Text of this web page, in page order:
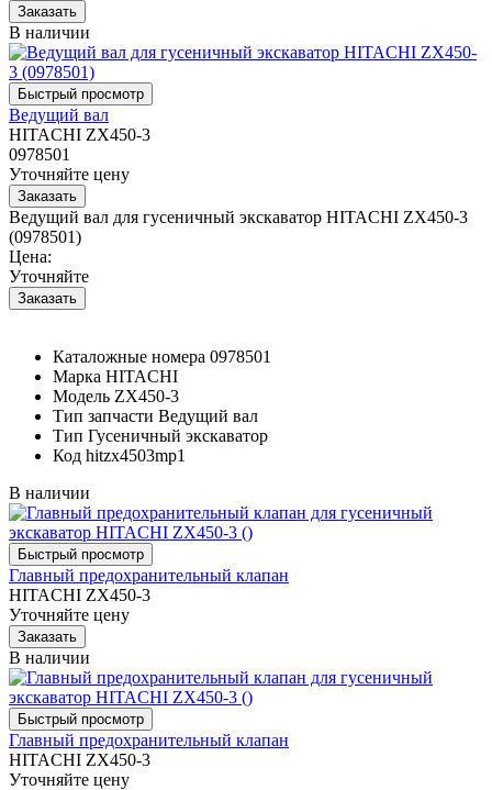
В наличии
Ведущий вал
HITACHI ZX450-3
0978501
Уточняйте цену
Ведущий вал для гусеничный экскаватор HITACHI ZX450-3
(0978501)
Цена:
Уточняйте
Каталожные номера 0978501
Марка HITACHI
Модель ZX450-3
Тип запчасти Ведущий вал
Тип Гусеничный экскаватор
Код hitzx4503mp1
В наличии
Главный предохранительный клапан
HITACHI ZX450-3
Уточняйте цену
В наличии
Главный предохранительный клапан
HITACHI ZX450-3
Уточняйте цену